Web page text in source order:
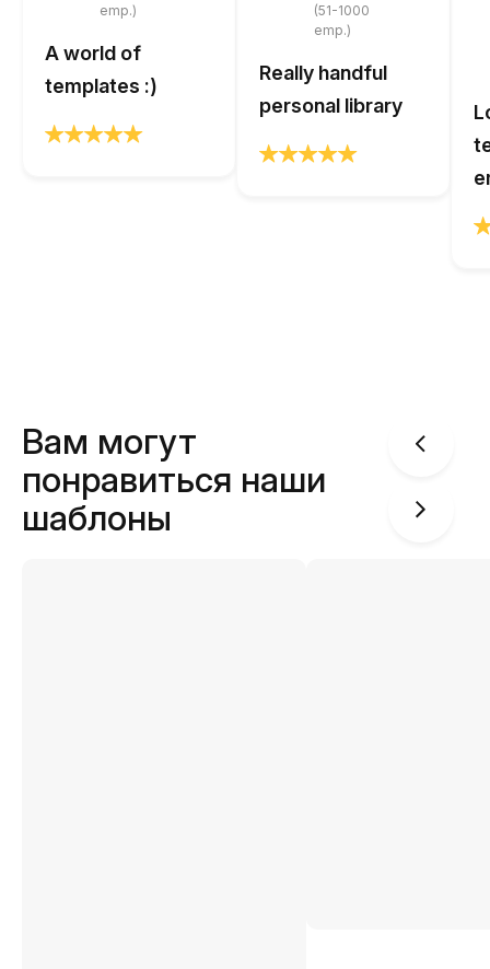
emp.)
A world of
templates :)
(51-1000
emp.)
Really handful
personal library
Вам могут
понравиться наши
шаблоны